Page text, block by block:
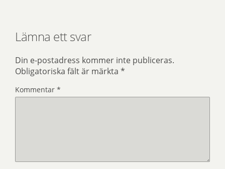
Lämna ett svar
Din e-postadress kommer inte publiceras.
Obligatoriska fält är märkta *
Kommentar *